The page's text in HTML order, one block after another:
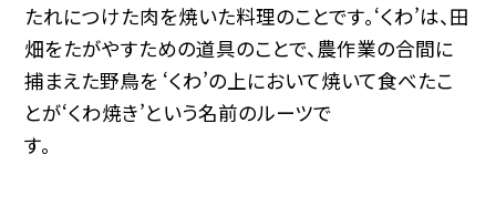
たれにつけた肉を焼いた料理のことです。‘くわ’は、田
畑をたがやすための道具のことで、農作業の合間に
捕まえた野鳥を ‘くわ’の上において焼いて食べたこ
とが‘くわ焼き’という名前のルーツで
す。